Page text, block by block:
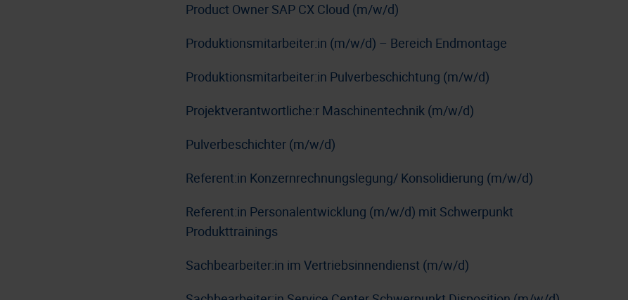
Product Owner SAP CX Cloud (m/w/d)
Produktionsmitarbeiter:in (m/w/d) – Bereich Endmontage
Produktionsmitarbeiter:in Pulverbeschichtung (m/w/d)
Projektverantwortliche:r Maschinentechnik (m/w/d)
Pulverbeschichter (m/w/d)
Referent:in Konzernrechnungslegung/ Konsolidierung (m/w/d)
Referent:in Personalentwicklung (m/w/d) mit Schwerpunkt
Produkttrainings
Sachbearbeiter:in im Vertriebsinnendienst (m/w/d)